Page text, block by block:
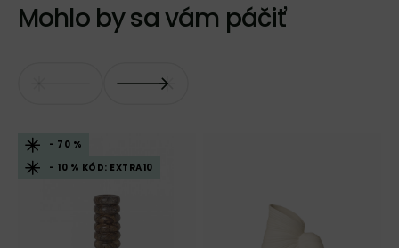
Mohlo by sa vám páčiť
- 70 %
- 10 % KÓD: EXTRA10